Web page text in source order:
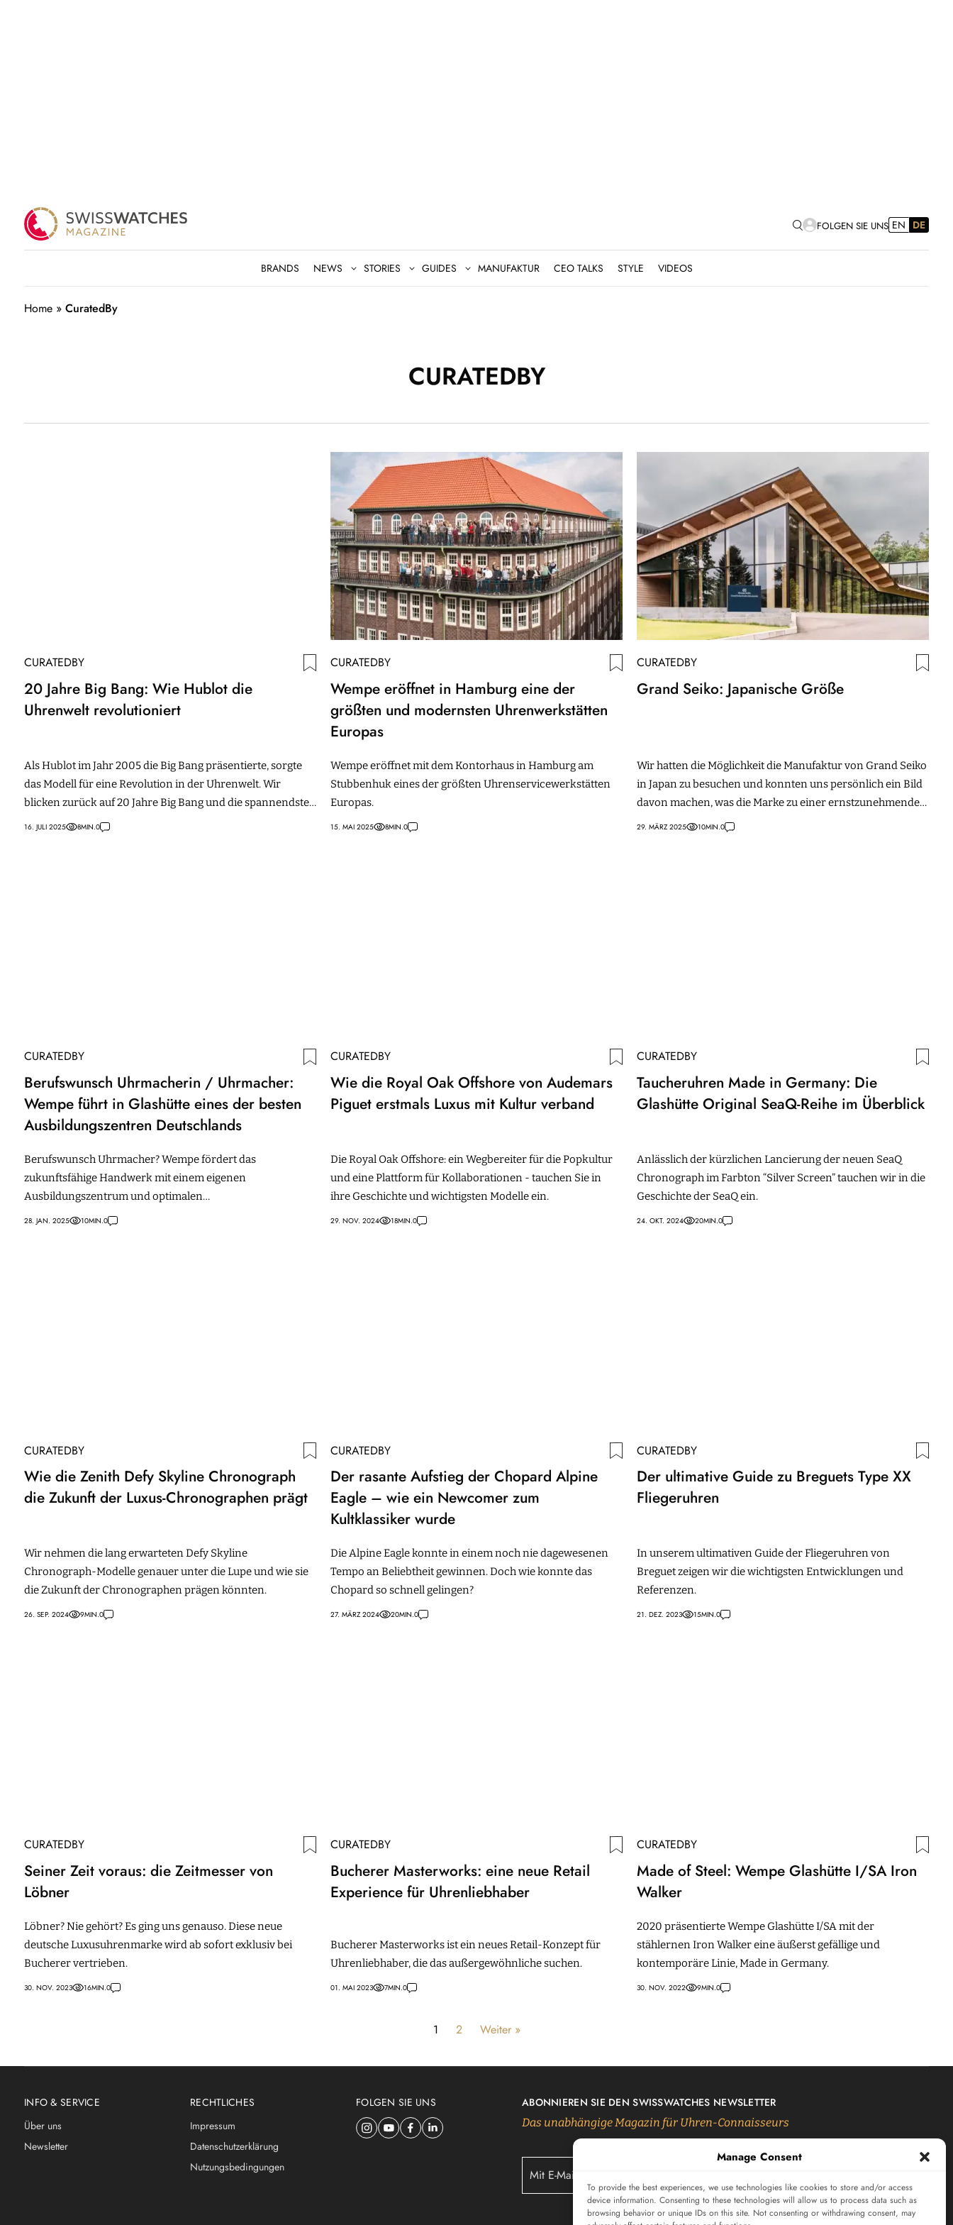
Manage Consent
To provide the best experiences, we use technologies like cookies to store and/or access
device information. Consenting to these technologies will allow us to process data such as
browsing behavior or unique IDs on this site. Not consenting or withdrawing consent, may
FOLGEN SIE UNS EN DE
BRANDS NEWS STORIES GUIDES MANUFAKTUR CEO TALKS STYLE VIDEOS
Home » CuratedBy
CURATEDBY
CURATEDBY
20 Jahre Big Bang: Wie Hublot die
Uhrenwelt revolutioniert
Als Hublot im Jahr 2005 die Big Bang präsentierte, sorgte
das Modell für eine Revolution in der Uhrenwelt. Wir
blicken zurück auf 20 Jahre Big Bang und die spannendsten
16. JULI 2025 8MIN.0
CURATEDBY
Wempe eröffnet in Hamburg eine der
größten und modernsten Uhrenwerkstätten
Europas
Wempe eröffnet mit dem Kontorhaus in Hamburg am
Stubbenhuk eines der größten Uhrenservicewerkstätten
Europas.
15. MAI 2025 8MIN.0
CURATEDBY
Grand Seiko: Japanische Größe
Wir hatten die Möglichkeit die Manufaktur von Grand Seiko
in Japan zu besuchen und konnten uns persönlich ein Bild
davon machen, was die Marke zu einer ernstzunehmenden
Uhrenmarke macht.
29. MÄRZ 2025 10MIN.0
CURATEDBY
Berufswunsch Uhrmacherin / Uhrmacher:
Wempe führt in Glashütte eines der besten
Ausbildungszentren Deutschlands
Berufswunsch Uhrmacher? Wempe fördert das
zukunftsfähige Handwerk mit einem eigenen
Ausbildungszentrum und optimalen
Ausbildungsmöglichkeiten.
28. JAN. 2025 10MIN.0
CURATEDBY
Wie die Royal Oak Offshore von Audemars
Piguet erstmals Luxus mit Kultur verband
Die Royal Oak Offshore: ein Wegbereiter für die Popkultur
und eine Plattform für Kollaborationen - tauchen Sie in
ihre Geschichte und wichtigsten Modelle ein.
29. NOV. 2024 18MIN.0
CURATEDBY
Taucheruhren Made in Germany: Die
Glashütte Original SeaQ-Reihe im Überblick
Anlässlich der kürzlichen Lancierung der neuen SeaQ
Chronograph im Farbton “Silver Screen” tauchen wir in die
Geschichte der SeaQ ein.
24. OKT. 2024 20MIN.0
CURATEDBY
Wie die Zenith Defy Skyline Chronograph
die Zukunft der Luxus-Chronographen prägt
Wir nehmen die lang erwarteten Defy Skyline
Chronograph-Modelle genauer unter die Lupe und wie sie
die Zukunft der Chronographen prägen könnten.
26. SEP. 2024 9MIN.0
CURATEDBY
Der rasante Aufstieg der Chopard Alpine
Eagle – wie ein Newcomer zum
Kultklassiker wurde
Die Alpine Eagle konnte in einem noch nie dagewesenen
Tempo an Beliebtheit gewinnen. Doch wie konnte das
Chopard so schnell gelingen?
27. MÄRZ 2024 20MIN.0
CURATEDBY
Der ultimative Guide zu Breguets Type XX
Fliegeruhren
In unserem ultimativen Guide der Fliegeruhren von
Breguet zeigen wir die wichtigsten Entwicklungen und
Referenzen.
21. DEZ. 2023 15MIN.0
CURATEDBY
Seiner Zeit voraus: die Zeitmesser von
Löbner
Löbner? Nie gehört? Es ging uns genauso. Diese neue
deutsche Luxusuhrenmarke wird ab sofort exklusiv bei
Bucherer vertrieben.
30. NOV. 2023 16MIN.0
CURATEDBY
Bucherer Masterworks: eine neue Retail
Experience für Uhrenliebhaber
Bucherer Masterworks ist ein neues Retail-Konzept für
Uhrenliebhaber, die das außergewöhnliche suchen.
01. MAI 2023 7MIN.0
CURATEDBY
Made of Steel: Wempe Glashütte I/SA Iron
Walker
2020 präsentierte Wempe Glashütte I/SA mit der
stählernen Iron Walker eine äußerst gefällige und
kontemporäre Linie, Made in Germany.
30. NOV. 2022 9MIN.0
1 2 Weiter »
INFO & SERVICE
Über uns
Newsletter
RECHTLICHES
Impressum
Datenschutzerklärung
Nutzungsbedingungen
FOLGEN SIE UNS ABONNIEREN SIE DEN SWISSWATCHES NEWSLETTER
Das unabhängige Magazin für Uhren-Connaisseurs